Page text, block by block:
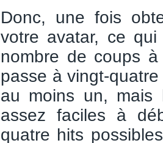
Donc, une fois
votre avatar, ce
nombre de coups
passe à vingt-
au moins un, mais
assez faciles à
quatre hits